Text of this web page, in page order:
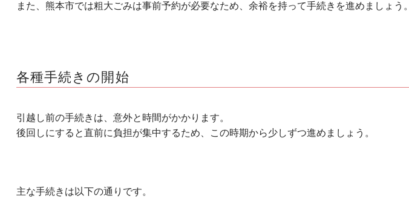
また、熊本市では粗大ごみは事前予約が必要なため、余裕を持って手続きを進めましょう。
各種手続きの開始
引越し前の手続きは、意外と時間がかかります。
後回しにすると直前に負担が集中するため、この時期から少しずつ進めましょう。
主な手続きは以下の通りです。